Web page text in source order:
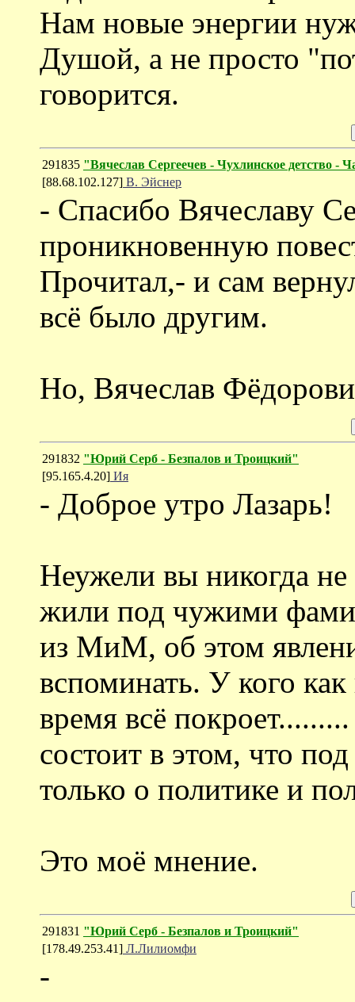
Нам новые энергии
Душой, а не просто
говорится.
291835 "Вячеслав Сергеечев - Чухлинское детство -
[88.68.102.127] В. Эйснер
- Спасибо Вячеславу
проникновенную
Прочитал,- и сам
всё было другим.
Но, Вячеслав
291832 "Юрий Серб - Безпалов и Троицкий"
[95.165.4.20] Ия
- Доброе утро Лазарь!
Неужели вы никогда
жили под чужими
из МиМ, об этом
вспоминать. У кого
время всё
состоит в этом, что
только о политике и
Это моё мнение.
291831 "Юрий Серб - Безпалов и Троицкий"
[178.49.253.41] Л.Лилиомфи
-